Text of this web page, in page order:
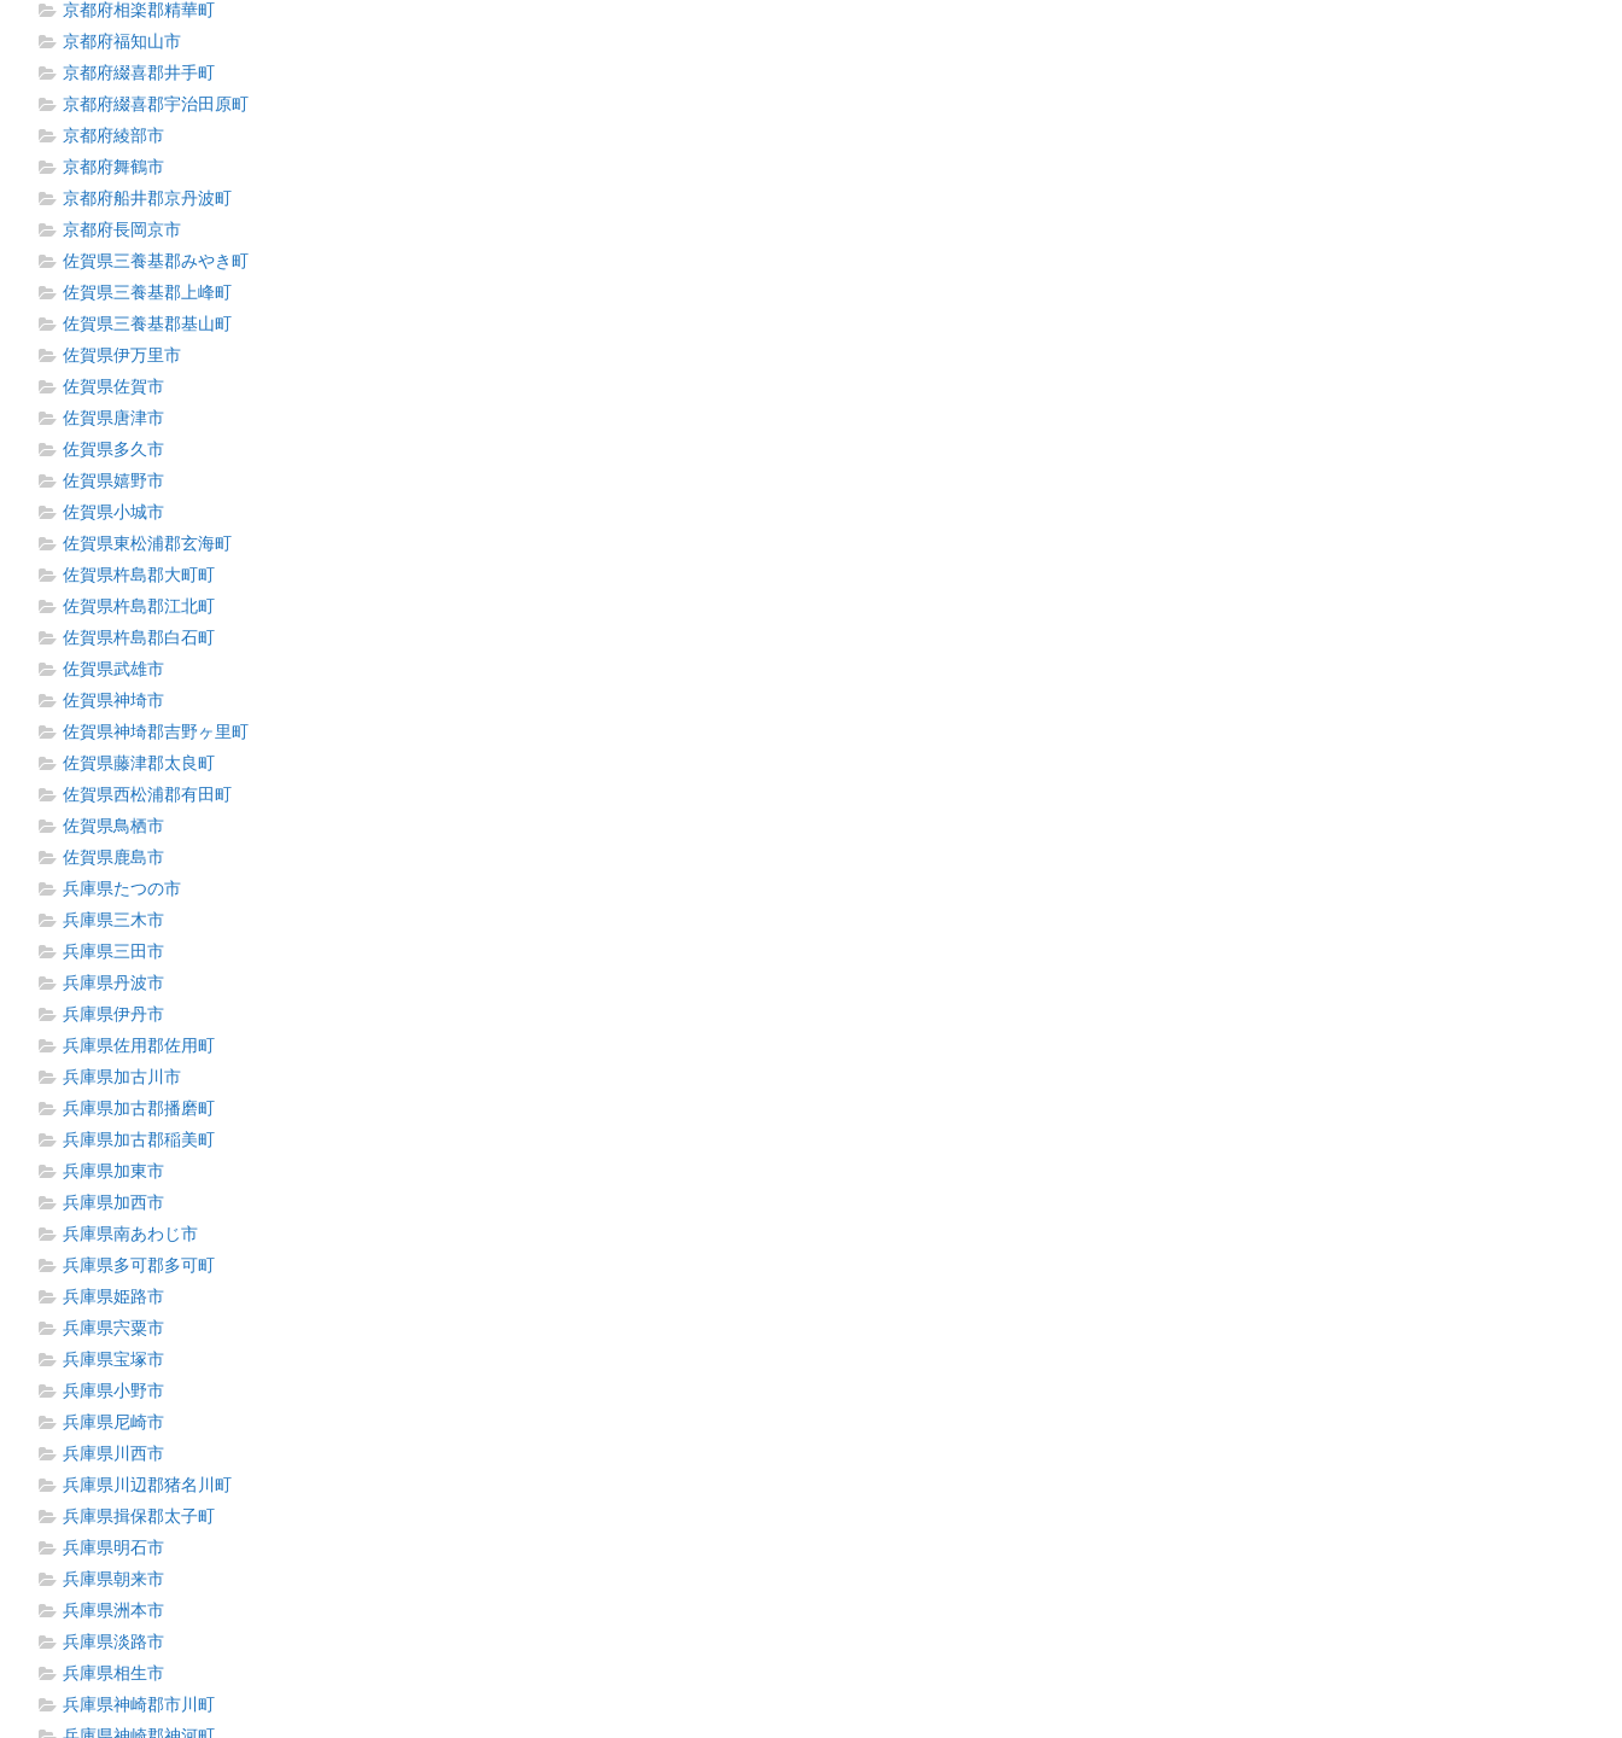
京都府相楽郡精華町
京都府福知山市
京都府綴喜郡井手町
京都府綴喜郡宇治田原町
京都府綾部市
京都府舞鶴市
京都府船井郡京丹波町
京都府長岡京市
佐賀県三養基郡みやき町
佐賀県三養基郡上峰町
佐賀県三養基郡基山町
佐賀県伊万里市
佐賀県佐賀市
佐賀県唐津市
佐賀県多久市
佐賀県嬉野市
佐賀県小城市
佐賀県東松浦郡玄海町
佐賀県杵島郡大町町
佐賀県杵島郡江北町
佐賀県杵島郡白石町
佐賀県武雄市
佐賀県神埼市
佐賀県神埼郡吉野ヶ里町
佐賀県藤津郡太良町
佐賀県西松浦郡有田町
佐賀県鳥栖市
佐賀県鹿島市
兵庫県たつの市
兵庫県三木市
兵庫県三田市
兵庫県丹波市
兵庫県伊丹市
兵庫県佐用郡佐用町
兵庫県加古川市
兵庫県加古郡播磨町
兵庫県加古郡稲美町
兵庫県加東市
兵庫県加西市
兵庫県南あわじ市
兵庫県多可郡多可町
兵庫県姫路市
兵庫県宍粟市
兵庫県宝塚市
兵庫県小野市
兵庫県尼崎市
兵庫県川西市
兵庫県川辺郡猪名川町
兵庫県揖保郡太子町
兵庫県明石市
兵庫県朝来市
兵庫県洲本市
兵庫県淡路市
兵庫県相生市
兵庫県神崎郡市川町